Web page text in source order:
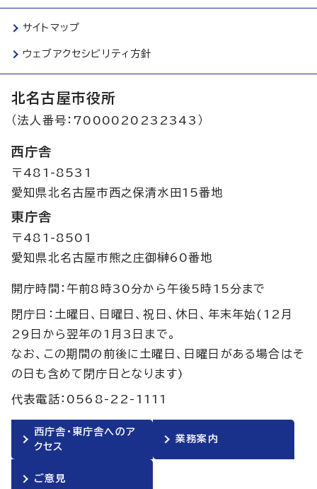
サイトマップ
ウェブアクセシビリティ方針
北名古屋市役所
（法人番号：7000020232343）
西庁舎
〒481-8531
愛知県北名古屋市西之保清水田15番地
東庁舎
〒481-8501
愛知県北名古屋市熊之庄御榊60番地
開庁時間：午前8時30分から午後5時15分まで
閉庁日：土曜日、日曜日、祝日、休日、年末年始(12月
29日から翌年の1月3日まで。
なお、この期間の前後に土曜日、日曜日がある場合はそ
の日も含めて閉庁日となります)
代表電話：0568-22-1111
西庁舎・東庁舎へのア
クセス
業務案内
ご意見